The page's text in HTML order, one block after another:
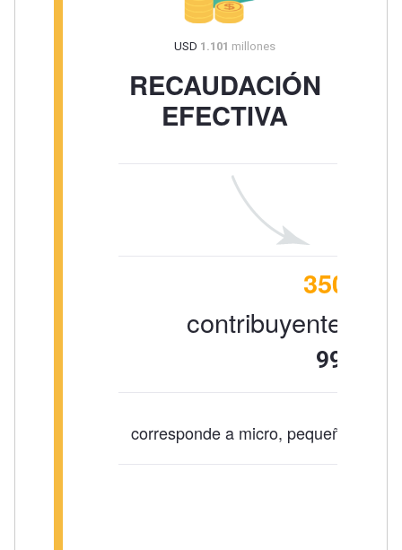
USD 1.101 millones
RECAUDACIÓN
EFECTIVA
350
contribuyentes
99,5%
corresponde a micro, pequeños y